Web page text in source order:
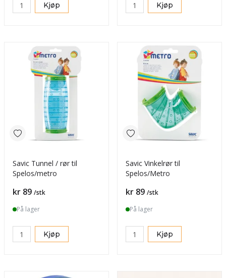
Kjøp Kjøp
Savic Tunnel / rør til
Spelos/metro
Pris
kr 89 /stk
På lager
Kjøp
Savic Vinkelrør til
Spelos/Metro
Pris
kr 89 /stk
På lager
Kjøp